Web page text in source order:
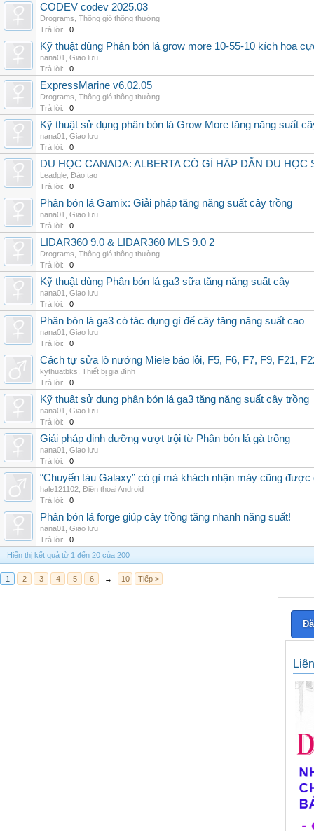
CODEV codev 2025.03
Drograms Thông gió thông thường
Trả lời:
0
Kỹ thuật dùng Phân bón lá grow more 10-55-10 kích hoa
nana01
Giao lưu
Trả lời:
0
ExpressMarine v6.02.05
Drograms Thông gió thông thường
Trả lời:
0
Kỹ thuật sử dụng phân bón lá Grow More tăng năng suất
nana01
Giao lưu
Trả lời:
0
DU HỌC CANADA: ALBERTA CÓ GÌ HẤP DẪN DU HỌC
Leadgle Đào tạo
Trả lời:
0
Phân bón lá Gamix: Giải pháp tăng năng suất cây trồng
nana01
Giao lưu
Trả lời:
0
LIDAR360 9.0 & LIDAR360 MLS 9.0 2
Drograms Thông gió thông thường
Trả lời:
0
Kỹ thuật dùng Phân bón lá ga3 sữa tăng năng suất cây
nana01
Giao lưu
Trả lời:
0
Phân bón lá ga3 có tác dụng gì để cây tăng năng suất cao
nana01
Giao lưu
Trả lời:
0
Cách tự sửa lò nướng Miele báo lỗi, F5, F6, F7, F9, F21,
kythuatbks Thiết bị gia đình
Trả lời:
0
Kỹ thuật sử dụng phân bón lá ga3 tăng năng suất cây trồng
nana01
Giao lưu
Trả lời:
0
Giải pháp dinh dưỡng vượt trội từ Phân bón lá gà trống
nana01
Giao lưu
Trả lời:
0
“Chuyến tàu Galaxy” có gì mà khách nhận máy cũng được
hale121102 Điện thoại Android
Trả lời:
0
Phân bón lá forge giúp cây trồng tăng nhanh năng suất!
nana01
Giao lưu
Trả lời:
0
Hiển thị kết quả từ 1 đến 20 của 200
1 2 3 4 5 6 → 10 Tiếp >